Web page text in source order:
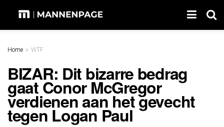
Home WTF
BIZAR: Dit bizarre bedrag
gaat Conor McGregor
verdienen aan het gevecht
tegen Logan Paul